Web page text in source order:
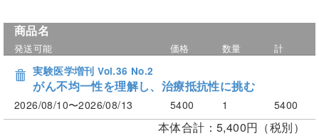
商品名
発送可能 価格 数量
計
実験医学増刊 Vol.36 No.2
がん不均一性を理解し、治療抵抗性に挑む
2026/08/10〜2026/08/13 5400 1 5400
本体合計：5,400円（税別）